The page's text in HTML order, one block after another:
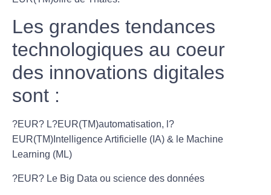
Les grandes tendances
technologiques au coeur
des innovations digitales
sont :
?EUR? L?EUR(TM)automatisation, l?
EUR(TM)Intelligence Artificielle (IA) & le Machine
Learning (ML)
?EUR? Le Big Data ou science des données